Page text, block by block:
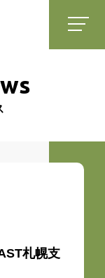
札幌支